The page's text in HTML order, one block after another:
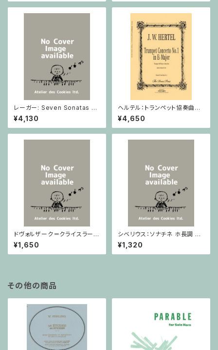
レーガー: Seven Sonatas o
p. 91 Heft 2 / ヴァイオリン
¥4,130
ヘルテル：トランペット協奏曲第1
番 変ホ長調/トランペット・ピア
ノ
¥4,650
ドヴォルザーク＝クライスラー：
スラヴ幻想曲 ロ短調 from Op.
55-4, Op.75 / ヴァイオリンと
ピアノ
¥1,650
シベリウス：ソナチネ ホ長調 O
p.80 / ヴァイオリンとピアノ
¥1,320
その他の商品